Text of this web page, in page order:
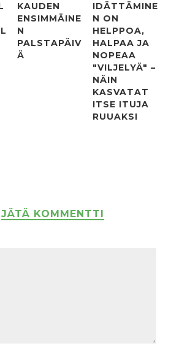
KAUDEN
ENSIMMÄINE
N
PALSTAPÄIV
Ä
IDÄTTÄMINE
N ON
HELPPOA,
HALPAA JA
NOPEAA
"VILJELYÄ" –
NÄIN
KASVATAT
ITSE ITUJA
RUUAKSI
JÄTÄ KOMMENTTI